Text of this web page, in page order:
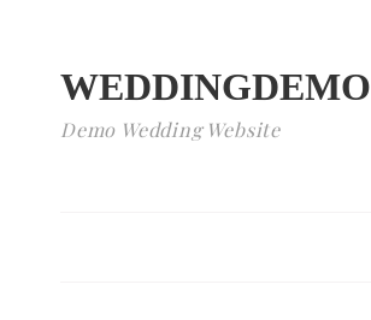
WEDDINGDEMO
Demo Wedding Website